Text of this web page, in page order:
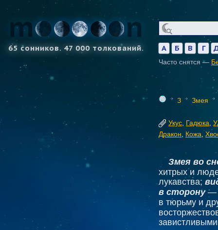
65 сонников. 47 000 толкований. А Б В Г
Часто снятся —
З Змея
Укус Гадюка
Дракон
Кожа ,
Змея во
хитрых и
лукавства;
в сторону—
в тюрьму и